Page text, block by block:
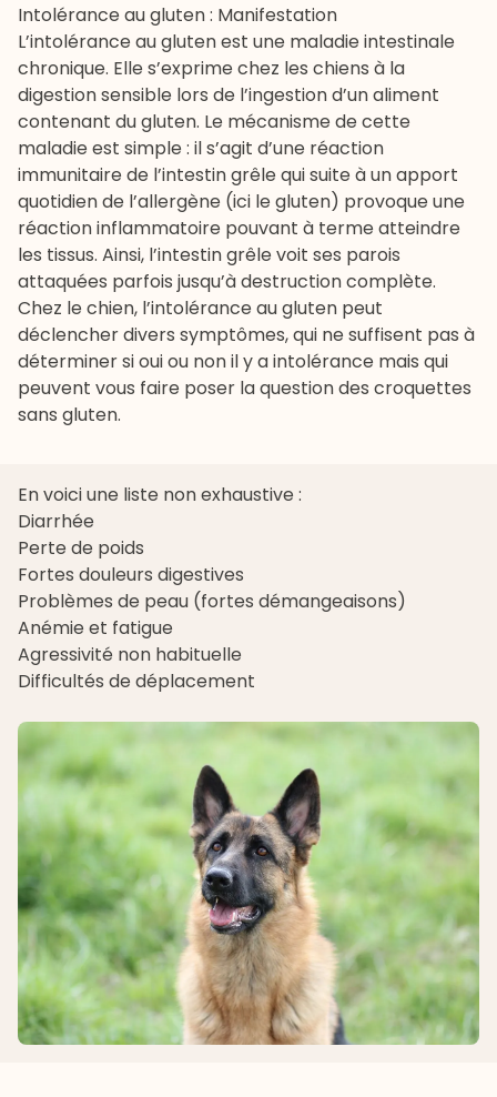
Intolérance au gluten : Manifestation
L’intolérance au gluten est une maladie intestinale
chronique. Elle s’exprime chez les chiens à la
digestion sensible lors de l’ingestion d’un aliment
contenant du gluten. Le mécanisme de cette
maladie est simple : il s’agit d’une réaction
immunitaire de l’intestin grêle qui suite à un apport
quotidien de l’allergène (ici le gluten) provoque une
réaction inflammatoire pouvant à terme atteindre
les tissus. Ainsi, l’intestin grêle voit ses parois
attaquées parfois jusqu’à destruction complète.
Chez le chien, l’intolérance au gluten peut
déclencher divers symptômes, qui ne suffisent pas à
déterminer si oui ou non il y a intolérance mais qui
peuvent vous faire poser la question des croquettes
sans gluten.
En voici une liste non exhaustive :
Diarrhée
Perte de poids
Fortes douleurs digestives
Problèmes de peau (fortes démangeaisons)
Anémie et fatigue
Agressivité non habituelle
Difficultés de déplacement